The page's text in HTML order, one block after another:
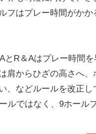
フはプレー時間がか
とR＆Aはプレー時間
肩からひざの高さへ
、などルールを改正
ルではなく、9ホール